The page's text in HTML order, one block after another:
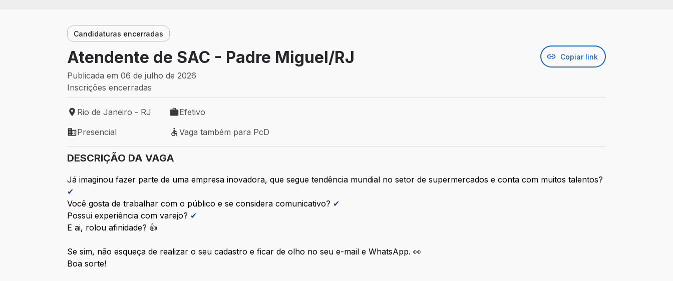
Candidaturas encerradas
Atendente de SAC - Padre Miguel/RJ Copiar link
Publicada em 06 de julho de 2026
Inscrições encerradas
Local de trabalho: Rio de Janeiro - RJ
Rio de Janeiro - RJ
Tipo de vaga: Efetivo
Efetivo
Modelo de trabalho: Presencial
Presencial
Vaga também para PcD
Vaga também para PcD
DESCRIÇÃO DA VAGA
Já imaginou fazer parte de uma empresa inovadora, que segue tendência mundial no setor de supermercados e conta com muitos talentos?
✔
Você gosta de trabalhar com o público e se considera comunicativo? ✔
Possui experiência com varejo? ✔
E ai, rolou afinidade? 👍
Se sim, não esqueça de realizar o seu cadastro e ficar de olho no seu e-mail e WhatsApp. 👀
Boa sorte!